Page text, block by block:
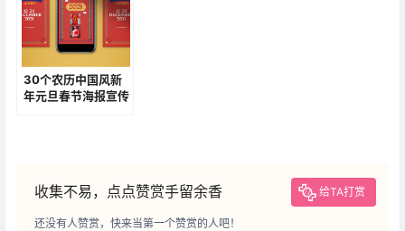
30个农历中国风新
年元旦春节海报宣传
收集不易，点点赞赏手留余香 给TA打赏
还没有人赞赏，快来当第一个赞赏的人吧！